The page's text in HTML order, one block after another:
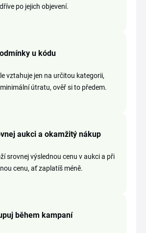
po jejich objevení.
u kódu
vztahuje jen na určitou kategorii,
útratu, ověř si to předem.
aukci a okamžitý nákup
srovnej výslednou cenu v aukci a při
cenu, ať zaplatíš méně.
během kampaní